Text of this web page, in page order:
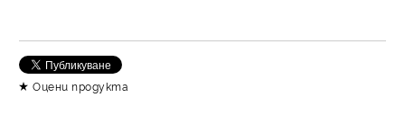
Съгласен съм с
Оцени продукта